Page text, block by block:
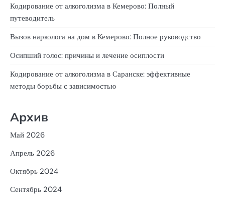
Кодирование от алкоголизма в Кемерово: Полный
путеводитель
Вызов нарколога на дом в Кемерово: Полное руководство
Осипший голос: причины и лечение осиплости
Кодирование от алкоголизма в Саранске: эффективные
методы борьбы с зависимостью
Архив
Май 2026
Апрель 2026
Октябрь 2024
Сентябрь 2024